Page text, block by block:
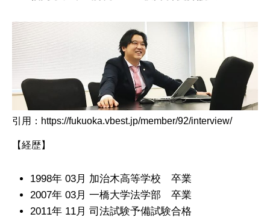
引用：https://fukuoka.vbest.jp/member/92/interview/
【経歴】
1998年 03月 加治木高等学校 卒業
2007年 03月 一橋大学法学部 卒業
2011年 11月 司法試験予備試験合格